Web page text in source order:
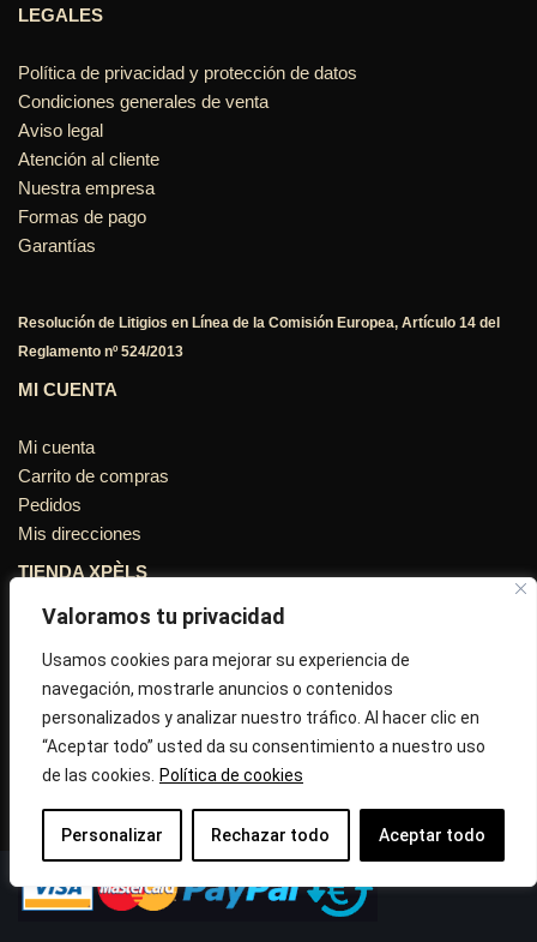
Valoramos tu privacidad
Usamos cookies para mejorar su experiencia de
navegación, mostrarle anuncios o contenidos
personalizados y analizar nuestro tráfico. Al hacer clic en
“Aceptar todo” usted da su consentimiento a nuestro uso
de las cookies.
Política de cookies
Personalizar Rechazar todo Aceptar todo
LEGALES
Política de privacidad y protección de datos
Condiciones generales de venta
Aviso legal
Atención al cliente
Nuestra empresa
Formas de pago
Garantías
Resolución de Litigios en Línea de la Comisión Europea, Artículo 14 del
Reglamento nº 524/2013
MI CUENTA
Mi cuenta
Carrito de compras
Pedidos
Mis direcciones
TIENDA XPÈLS
Avinguda Molins de Rei Nº 3
08755, Barcelona, Cataluña, España
Horario: Lun-Vie 09:30h a 13:30h y 16:45h a 20:00h - Sab
10:30h a 14:.00h
Correo:info@tiendaxpels.com